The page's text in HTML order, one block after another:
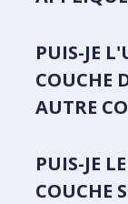
PUIS-JE
COUCHE
AUTRE
PUIS-JE
COUCHE